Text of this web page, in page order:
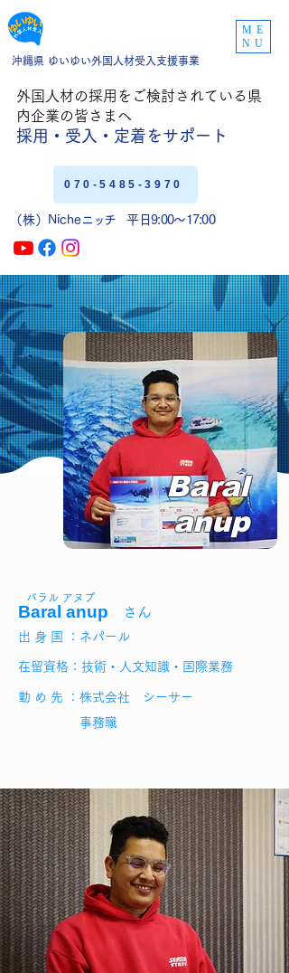
ME
NU
沖縄県 ゆいゆい外国人材受入支援事業
外国人材の採用をご検討されている県
内企業の皆さまへ
採用・受入・定着をサポート
070-5485-3970
（株）Nicheニッチ平日9:00〜17:00
Baral
anup
バラル アヌプ
Baral anup さん
出 身 国 ：ネパール
在留資格：技術・人文知識・国際業務
勤 め 先 ：株式会社 シーサー
事務職